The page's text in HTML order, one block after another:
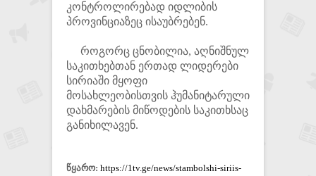
კონტროლირებად იდლიბის
პროვინციაზეც ისაუბრებენ.
როგორც ცნობილია, აღნიშნულ
საკითხებთან ერთად ლიდერები
სირიაში მყოფი
მოსახლეობისთვის ჰუმანიტარული
დახმარების მიწოდების საკითხსაც
განიხილავენ.
წყარო: https://1tv.ge/news/stambolshi-siriis-